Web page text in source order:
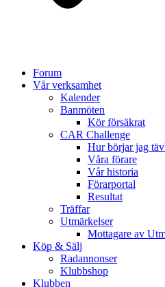
Forum
Vår verksamhet
Kalender
Banmöten
Kör försäkrat
CAR Challenge
Hur börjar jag
Våra förare
Vår historia
Förarportal
Resultat
Träffar
Utmärkelser
Mottagare av
Köp & Sälj
Radannonser
Klubbshop
Klubben